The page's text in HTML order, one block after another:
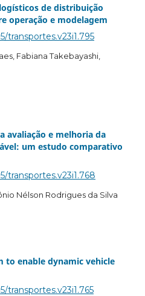
de distribuição
operação e modelagem
transportes.v23i1.795
Fabiana Takebayashi,
avaliação e melhoria da
um estudo comparativo
transportes.v23i1.768
Nélson Rodrigues da Silva
to enable dynamic vehicle
transportes.v23i1.765